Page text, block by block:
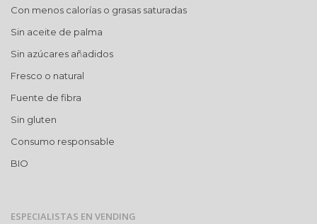
Con menos calorías o grasas saturadas
Sin aceite de palma
Sin azúcares añadidos
Fresco o natural
Fuente de fibra
Sin gluten
Consumo responsable
BIO
ESPECIALISTAS EN VENDING